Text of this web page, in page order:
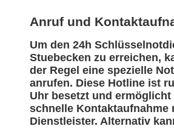
Anruf und
Um den 24h
Stuebecken zu erreichen,
der Regel eine spezielle
anrufen. Diese Hotline ist
Uhr besetzt und ermöglicht
schnelle Kontaktaufnahme
Dienstleister. Alternativ